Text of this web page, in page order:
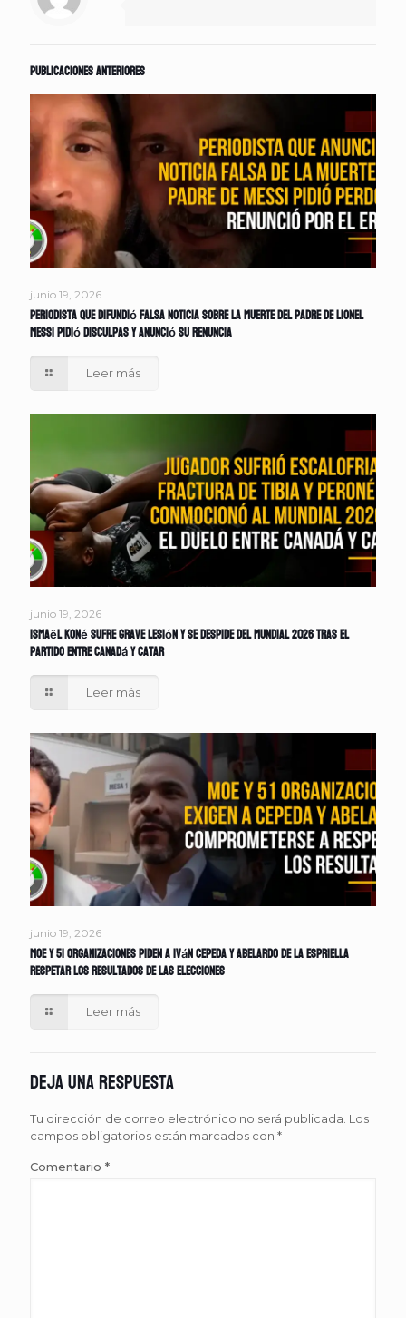
Publicaciones anteriores
junio 19, 2026
Periodista que difundió falsa noticia sobre la muerte del padre de Lionel
Messi pidió disculpas y anunció su renuncia
Leer más
junio 19, 2026
Ismaël Koné sufre grave lesión y se despide del Mundial 2026 tras el
partido entre Canadá y Catar
Leer más
junio 19, 2026
MOE y 51 organizaciones piden a Iván Cepeda y Abelardo de la Espriella
respetar los resultados de las elecciones
Leer más
Deja una respuesta
Tu dirección de correo electrónico no será publicada. Los
campos obligatorios están marcados con *
Comentario *